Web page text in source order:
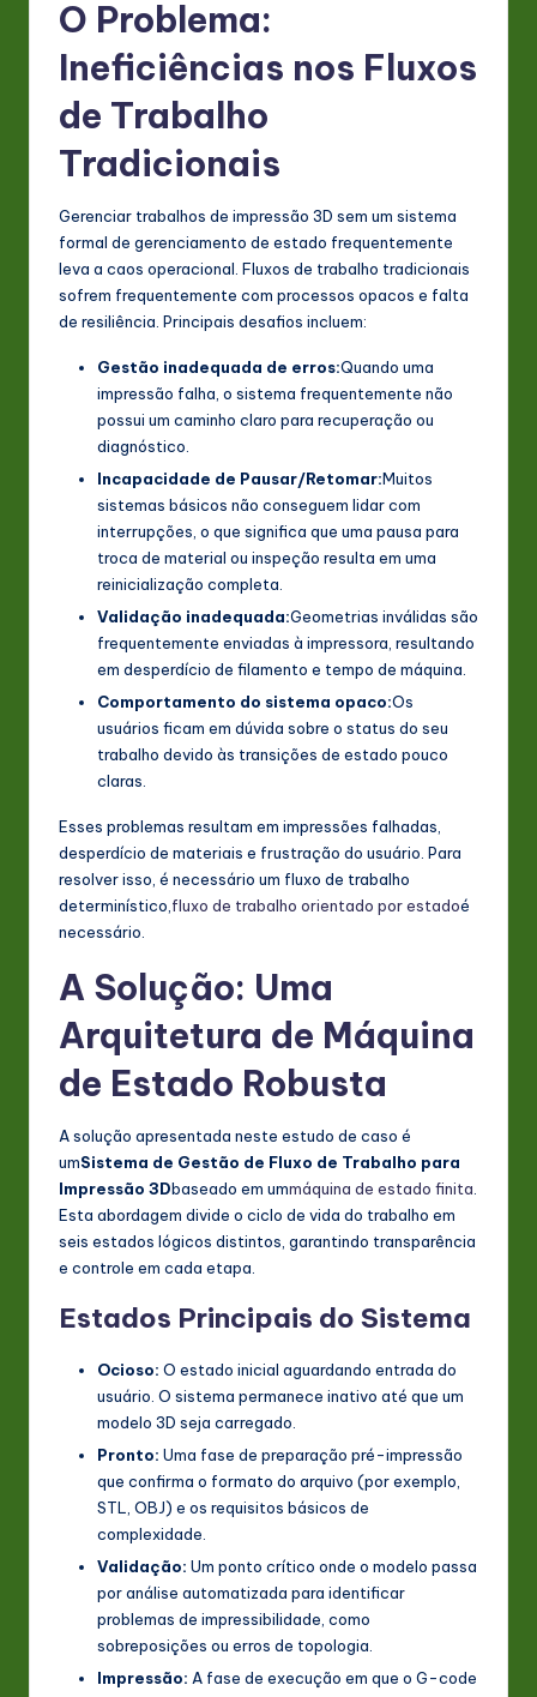
O Problema:
Ineficiências nos Fluxos
de Trabalho
Tradicionais
Gerenciar trabalhos de impressão 3D sem um sistema
formal de gerenciamento de estado frequentemente
leva a caos operacional. Fluxos de trabalho tradicionais
sofrem frequentemente com processos opacos e falta
de resiliência. Principais desafios incluem:
Gestão inadequada de erros:Quando uma
impressão falha, o sistema frequentemente não
possui um caminho claro para recuperação ou
diagnóstico.
Incapacidade de Pausar/Retomar:Muitos
sistemas básicos não conseguem lidar com
interrupções, o que significa que uma pausa para
troca de material ou inspeção resulta em uma
reinicialização completa.
Validação inadequada:Geometrias inválidas são
frequentemente enviadas à impressora, resultando
em desperdício de filamento e tempo de máquina.
Comportamento do sistema opaco:Os
usuários ficam em dúvida sobre o status do seu
trabalho devido às transições de estado pouco
claras.
Esses problemas resultam em impressões falhadas,
desperdício de materiais e frustração do usuário. Para
resolver isso, é necessário um fluxo de trabalho
determinístico, fluxo de trabalho orientado por estadoé
necessário.
A Solução: Uma
Arquitetura de Máquina
de Estado Robusta
A solução apresentada neste estudo de caso é
umSistema de Gestão de Fluxo de Trabalho para
Impressão 3Dbaseado em ummáquina de estado finita
Esta abordagem divide o ciclo de vida do trabalho em
seis estados lógicos distintos, garantindo transparência
e controle em cada etapa.
Estados Principais do Sistema
Ocioso: O estado inicial aguardando entrada do
usuário. O sistema permanece inativo até que um
modelo 3D seja carregado.
Pronto: Uma fase de preparação pré-impressão
que confirma o formato do arquivo (por exemplo,
STL, OBJ) e os requisitos básicos de
complexidade.
Validação: Um ponto crítico onde o modelo passa
por análise automatizada para identificar
problemas de impressibilidade, como
sobreposições ou erros de topologia.
Impressão: A fase de execução em que o G-code